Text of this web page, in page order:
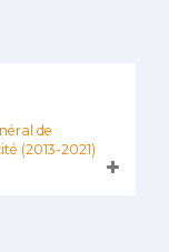
de
(2013-2021)